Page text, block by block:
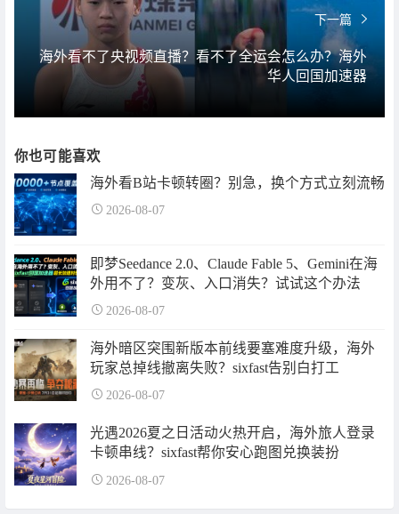
下一篇
海外看不了央视频直播？看不了全运会怎么办？海外
华人回国加速器
你也可能喜欢
海外看B站卡顿转圈？别急，换个方式立刻流畅
2026-08-07
即梦Seedance 2.0、Claude Fable 5、Gemini在海
外用不了？变灰、入口消失？试试这个办法
2026-08-07
海外暗区突围新版本前线要塞难度升级，海外
玩家总掉线撤离失败？sixfast告别白打工
2026-08-07
光遇2026夏之日活动火热开启，海外旅人登录
卡顿串线？sixfast帮你安心跑图兑换装扮
2026-08-07